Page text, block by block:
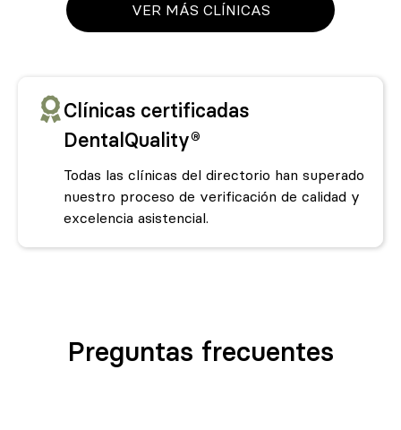
VER MÁS CLÍNICAS
Clínicas certificadas
DentalQuality®
Todas las clínicas del directorio han superado
nuestro proceso de verificación de calidad y
excelencia asistencial.
Preguntas frecuentes